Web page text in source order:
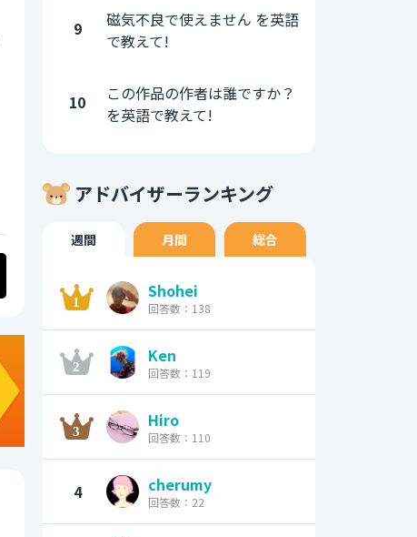
9
磁気不良で使えません を英語
で教えて!
10
この作品の作者は誰ですか？
を英語で教えて!
アドバイザーランキング
週間 月間 総合
Shohei
回答数：138
Ken
回答数：119
Hiro
回答数：110
4 cherumy
回答数：22